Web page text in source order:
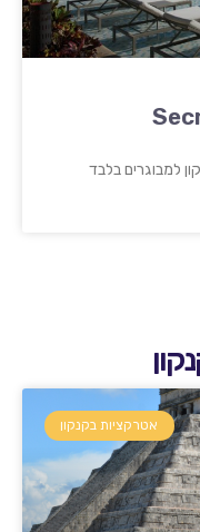
למבוגרים בלבד
אטרקציות בקנקון